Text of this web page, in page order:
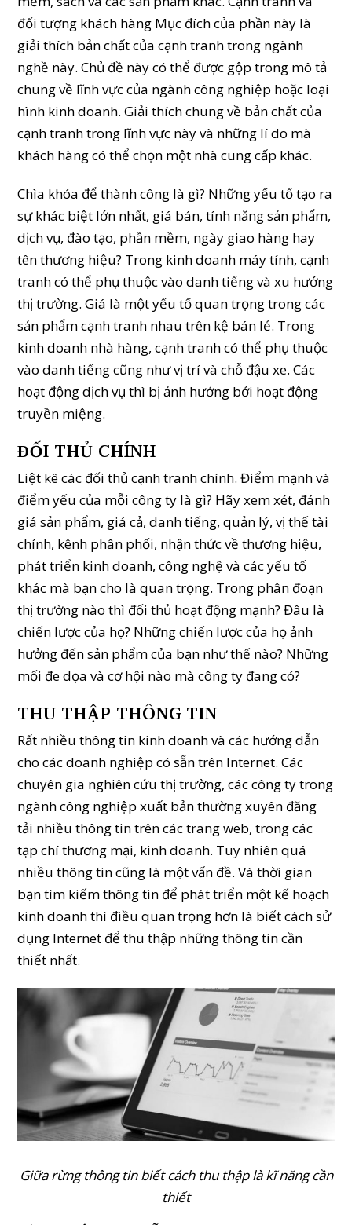
đối tượng khách hàng Mục đích của phần này là
giải thích bản chất của cạnh tranh trong ngành
nghề này. Chủ đề này có thể được gộp trong mô tả
chung về lĩnh vực của ngành công nghiệp hoặc loại
hình kinh doanh. Giải thích chung về bản chất của
cạnh tranh trong lĩnh vực này và những lí do mà
khách hàng có thể chọn một nhà cung cấp khác.
Chìa khóa để thành công là gì? Những yếu tố tạo ra
sự khác biệt lớn nhất, giá bán, tính năng sản phẩm,
dịch vụ, đào tạo, phần mềm, ngày giao hàng hay
tên thương hiệu? Trong kinh doanh máy tính, cạnh
tranh có thể phụ thuộc vào danh tiếng và xu hướng
thị trường. Giá là một yếu tố quan trọng trong các
sản phẩm cạnh tranh nhau trên kệ bán lẻ. Trong
kinh doanh nhà hàng, cạnh tranh có thể phụ thuộc
vào danh tiếng cũng như vị trí và chỗ đậu xe. Các
hoạt động dịch vụ thì bị ảnh hưởng bởi hoạt động
truyền miệng.
ĐỐI THỦ CHÍNH
Liệt kê các đối thủ cạnh tranh chính. Điểm mạnh và
điểm yếu của mỗi công ty là gì? Hãy xem xét, đánh
giá sản phẩm, giá cả, danh tiếng, quản lý, vị thế tài
chính, kênh phân phối, nhận thức về thương hiệu,
phát triển kinh doanh, công nghệ và các yếu tố
khác mà bạn cho là quan trọng. Trong phân đoạn
thị trường nào thì đối thủ hoạt động mạnh? Đâu là
chiến lược của họ? Những chiến lược của họ ảnh
hưởng đến sản phẩm của bạn như thế nào? Những
mối đe dọa và cơ hội nào mà công ty đang có?
THU THẬP THÔNG TIN
Rất nhiều thông tin kinh doanh và các hướng dẫn
cho các doanh nghiệp có sẵn trên Internet. Các
chuyên gia nghiên cứu thị trường, các công ty trong
ngành công nghiệp xuất bản thường xuyên đăng
tải nhiều thông tin trên các trang web, trong các
tạp chí thương mại, kinh doanh. Tuy nhiên quá
nhiều thông tin cũng là một vấn đề. Và thời gian
bạn tìm kiếm thông tin để phát triển một kế hoạch
kinh doanh thì điều quan trọng hơn là biết cách sử
dụng Internet để thu thập những thông tin cần
thiết nhất.
Giữa rừng thông tin biết cách thu thập là kĩ năng cần
thiết